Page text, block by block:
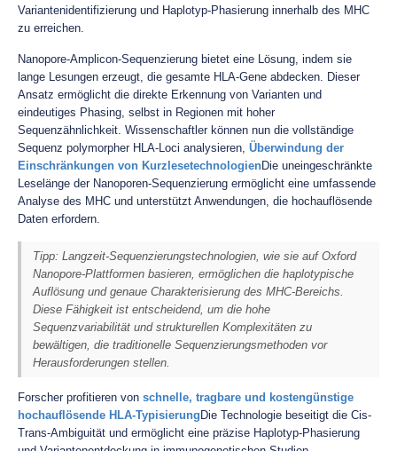
Variantenidentifizierung und Haplotyp-Phasierung innerhalb des MHC
zu erreichen.
Nanopore-Amplicon-Sequenzierung bietet eine Lösung, indem sie
lange Lesungen erzeugt, die gesamte HLA-Gene abdecken. Dieser
Ansatz ermöglicht die direkte Erkennung von Varianten und
eindeutiges Phasing, selbst in Regionen mit hoher
Sequenzähnlichkeit. Wissenschaftler können nun die vollständige
Sequenz polymorpher HLA-Loci analysieren, Überwindung der
Einschränkungen von KurzlesetechnologienDie uneingeschränkte
Leselänge der Nanoporen-Sequenzierung ermöglicht eine umfassende
Analyse des MHC und unterstützt Anwendungen, die hochauflösende
Daten erfordern.
Tipp: Langzeit-Sequenzierungstechnologien, wie sie auf Oxford
Nanopore-Plattformen basieren, ermöglichen die haplotypische
Auflösung und genaue Charakterisierung des MHC-Bereichs.
Diese Fähigkeit ist entscheidend, um die hohe
Sequenzvariabilität und strukturellen Komplexitäten zu
bewältigen, die traditionelle Sequenzierungsmethoden vor
Herausforderungen stellen.
Forscher profitieren von schnelle, tragbare und kostengünstige
hochauflösende HLA-Typisierung Die Technologie beseitigt die Cis-
Trans-Ambiguität und ermöglicht eine präzise Haplotyp-Phasierung